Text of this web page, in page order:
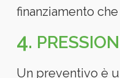
finanziamento
4.
Un preventivo è